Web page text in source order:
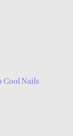
Cool Nails